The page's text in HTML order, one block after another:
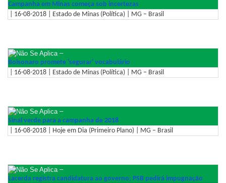
Campanha em Minas começa sob incertezas
| 16-08-2018 | Estado de Minas (Política) | MG – Brasil
–
Bolsonaro promete 'segurar' vocabulário
| 16-08-2018 | Estado de Minas (Política) | MG – Brasil
–
Sinal verde para a campanha de 2018
| 16-08-2018 | Hoje em Dia (Primeiro Plano) | MG – Brasil
–
Lacerda registra candidatura ao governo; PSB pedirá impugnação